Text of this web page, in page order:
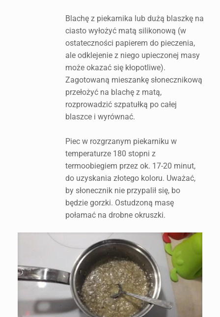
Blachę z piekarnika lub dużą blaszkę na
ciasto wyłożyć matą silikonową (w
ostateczności papierem do pieczenia,
ale odklejenie z niego upieczonej masy
może okazać się kłopotliwe).
Zagotowaną mieszankę słonecznikową
przełożyć na blachę z matą,
rozprowadzić szpatułką po całej
blaszce i wyrównać.
Piec w rozgrzanym piekarniku w
temperaturze 180 stopni z
termoobiegiem przez ok. 17-20 minut,
do uzyskania złotego koloru. Uważać,
by słonecznik nie przypalił się, bo
będzie gorzki. Ostudzoną masę
połamać na drobne okruszki.